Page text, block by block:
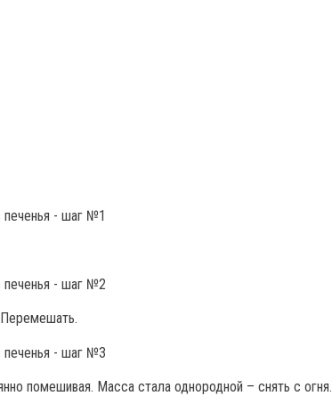
помешивая. Масса стала однородной – снять с огня.